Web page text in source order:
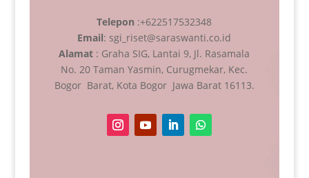
Telepon :+622517532348
Email: sgi_riset@saraswanti.co.id
Alamat : Graha SIG, Lantai 9, Jl. Rasamala
No. 20 Taman Yasmin, Curugmekar, Kec.
Bogor Barat, Kota Bogor Jawa Barat 16113.